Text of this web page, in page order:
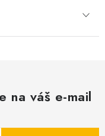
na váš e-mail